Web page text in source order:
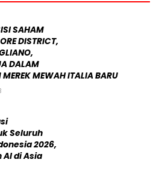
SAHAM
DISTRICT,
DALAM
MEWAH ITALIA BARU
Seluruh
2026,
di Asia